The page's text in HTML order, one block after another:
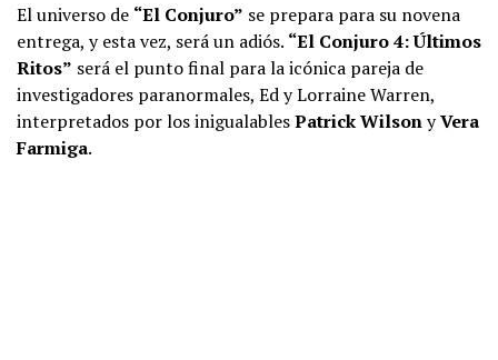
El universo de “El Conjuro” se prepara para su novena
entrega, y esta vez, será un adiós. “El Conjuro 4: Últimos
Ritos” será el punto final para la icónica pareja de
investigadores paranormales, Ed y Lorraine Warren,
interpretados por los inigualablesPatrick WilsonyVera
Farmiga.